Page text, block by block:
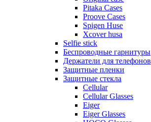
Pitaka Cases
Proove Cases
Spigen Huse
Xcover husa
Selfie stick
Беспроводные гарнитуры
Держатели для телефонов
Защитные пленки
Защитные стекла
Cellular
Cellular Glasses
Eiger
Eiger Glasses